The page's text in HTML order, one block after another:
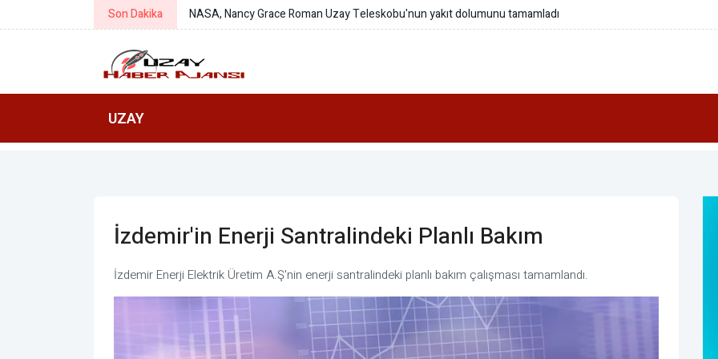
Son Dakika NASA: Williams'ın uzay görevi kanser tedavisi araştırmalarına katkı sağladı
UZAY
İzdemir'in Enerji Santralindeki Planlı Bakım
İzdemir Enerji Elektrik Üretim A.Ş'nin enerji santralindeki planlı bakım çalışması tamamlandı.